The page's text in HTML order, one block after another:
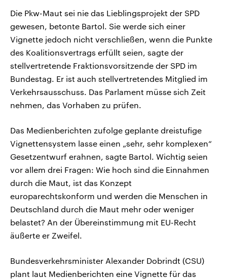
Die Pkw-Maut sei nie das Lieblingsprojekt der SPD
gewesen, betonte Bartol. Sie werde sich einer
Vignette jedoch nicht verschließen, wenn die Punkte
des Koalitionsvertrags erfüllt seien, sagte der
stellvertretende Fraktionsvorsitzende der SPD im
Bundestag. Er ist auch stellvertretendes Mitglied im
Verkehrsausschuss. Das Parlament müsse sich Zeit
nehmen, das Vorhaben zu prüfen.
Das Medienberichten zufolge geplante dreistufige
Vignettensystem lasse einen „sehr, sehr komplexen“
Gesetzentwurf erahnen, sagte Bartol. Wichtig seien
vor allem drei Fragen: Wie hoch sind die Einnahmen
durch die Maut, ist das Konzept
europarechtskonform und werden die Menschen in
Deutschland durch die Maut mehr oder weniger
belastet? An der Übereinstimmung mit EU-Recht
äußerte er Zweifel.
Bundesverkehrsminister Alexander Dobrindt (CSU)
plant laut Medienberichten eine Vignette für das